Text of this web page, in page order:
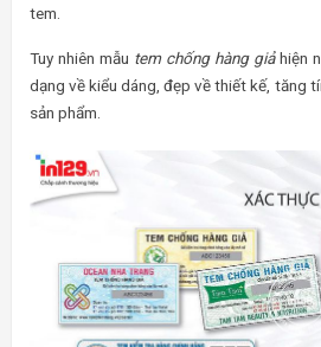
tem.
Tuy nhiên mẫu tem chống hàng giảhiện
dạng về kiểu dáng, đẹp về thiết kế, tăng
sản phẩm.